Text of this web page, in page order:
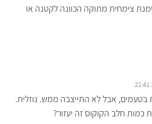
צימחית מתוקה הכוונה לקטנה או
אבל לא התייצבה ממש. נוזלית.
חלב הקוקוס זה יעזור?